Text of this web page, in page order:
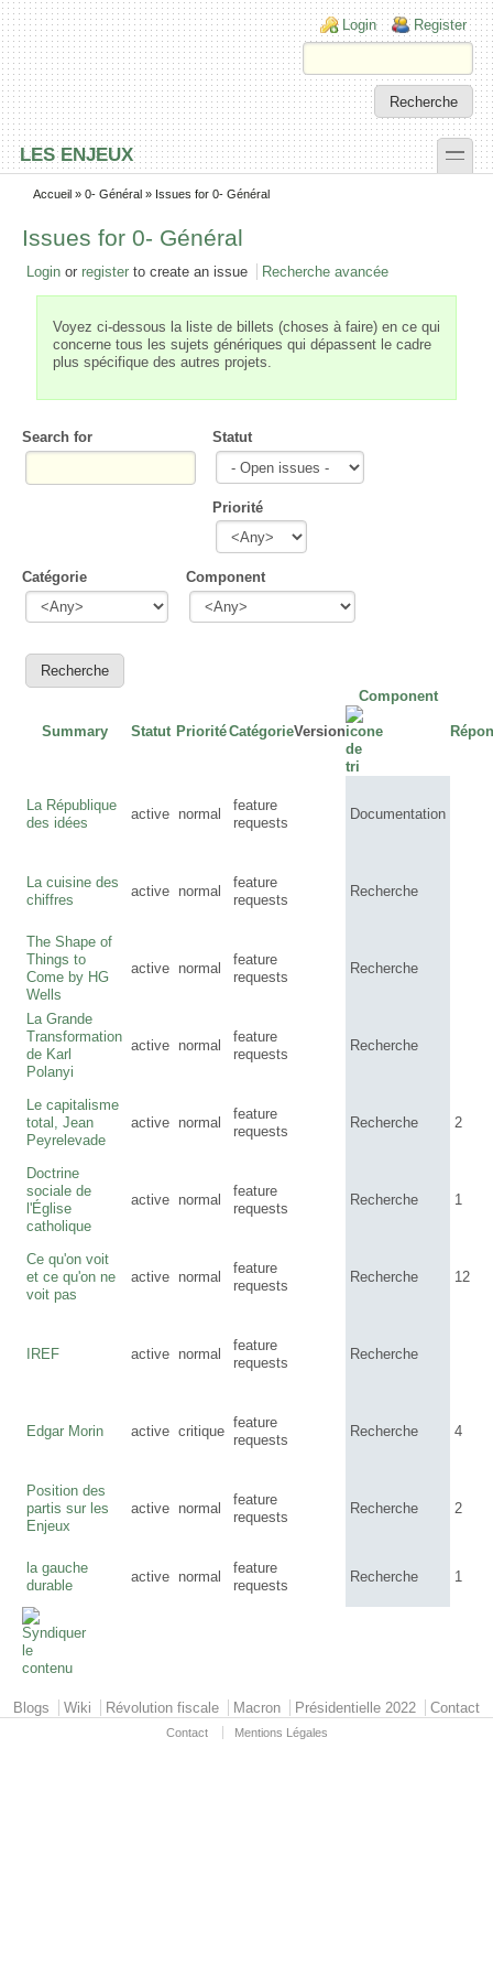
Skip to main content
Skip to search
Login links
Login Register
LES ENJEUX toggle
Secondary menu
Accueil » 0- Général » Issues for 0- Général
Issues for 0- Général
Login or register to create an issue Recherche avancée
Voyez ci-dessous la liste de billets (choses à faire) en ce qui
concerne tous les sujets génériques qui dépassent le cadre
plus spécifique des autres projets.
Search for Statut
Priorité
Catégorie Component
Summary Statut PrioritéCatégorieVersion
Component
La République
des idées
active normal
feature
requests
Documentation
La cuisine des
chiffres
active normal
feature
requests
Recherche
The Shape of
Things to
Come by HG
Wells
active normal
feature
requests
Recherche
La Grande
Transformation
de Karl
Polanyi
active normal
feature
requests
Recherche
Le capitalisme
total, Jean
Peyrelevade
active normal
feature
requests
Recherche 2
Doctrine
sociale de
l'Église
catholique
active normal
feature
requests
Recherche 1
Ce qu'on voit
et ce qu'on ne
voit pas
active normal
feature
requests
Recherche 12
IREF active normal
feature
requests
Recherche
Edgar Morin active critique
feature
requests
Recherche 4
Position des
partis sur les
Enjeux
active normal
feature
requests
Recherche 2
la gauche
durable
active normal
feature
requests
Recherche 1
Primary menu
Blogs Wiki Révolution fiscale Macron Présidentielle 2022 Contact
Contact Mentions Légales